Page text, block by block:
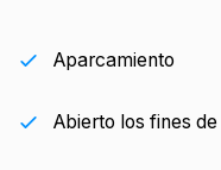
Aparcamiento
Abierto los fines